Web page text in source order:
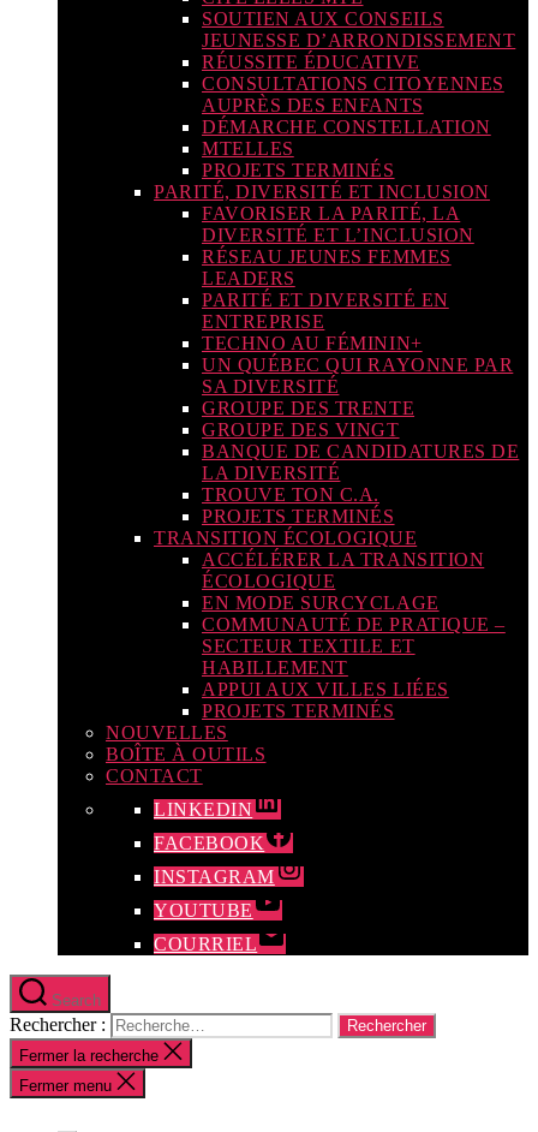
SOUTIEN AUX CONSEILS
JEUNESSE D’ARRONDISSEMENT
RÉUSSITE ÉDUCATIVE
CONSULTATIONS CITOYENNES
AUPRÈS DES ENFANTS
DÉMARCHE CONSTELLATION
MTELLES
PROJETS TERMINÉS
PARITÉ, DIVERSITÉ ET INCLUSION
FAVORISER LA PARITÉ, LA
DIVERSITÉ ET L’INCLUSION
RÉSEAU JEUNES FEMMES
LEADERS
PARITÉ ET DIVERSITÉ EN
ENTREPRISE
TECHNO AU FÉMININ+
UN QUÉBEC QUI RAYONNE PAR
SA DIVERSITÉ
GROUPE DES TRENTE
GROUPE DES VINGT
BANQUE DE CANDIDATURES DE
LA DIVERSITÉ
TROUVE TON C.A.
PROJETS TERMINÉS
TRANSITION ÉCOLOGIQUE
ACCÉLÉRER LA TRANSITION
ÉCOLOGIQUE
EN MODE SURCYCLAGE
COMMUNAUTÉ DE PRATIQUE –
SECTEUR TEXTILE ET
HABILLEMENT
APPUI AUX VILLES LIÉES
PROJETS TERMINÉS
NOUVELLES
BOÎTE À OUTILS
CONTACT
LINKEDIN
FACEBOOK
INSTAGRAM
YOUTUBE
COURRIEL
Search
Rechercher :
Fermer la recherche
Fermer menu